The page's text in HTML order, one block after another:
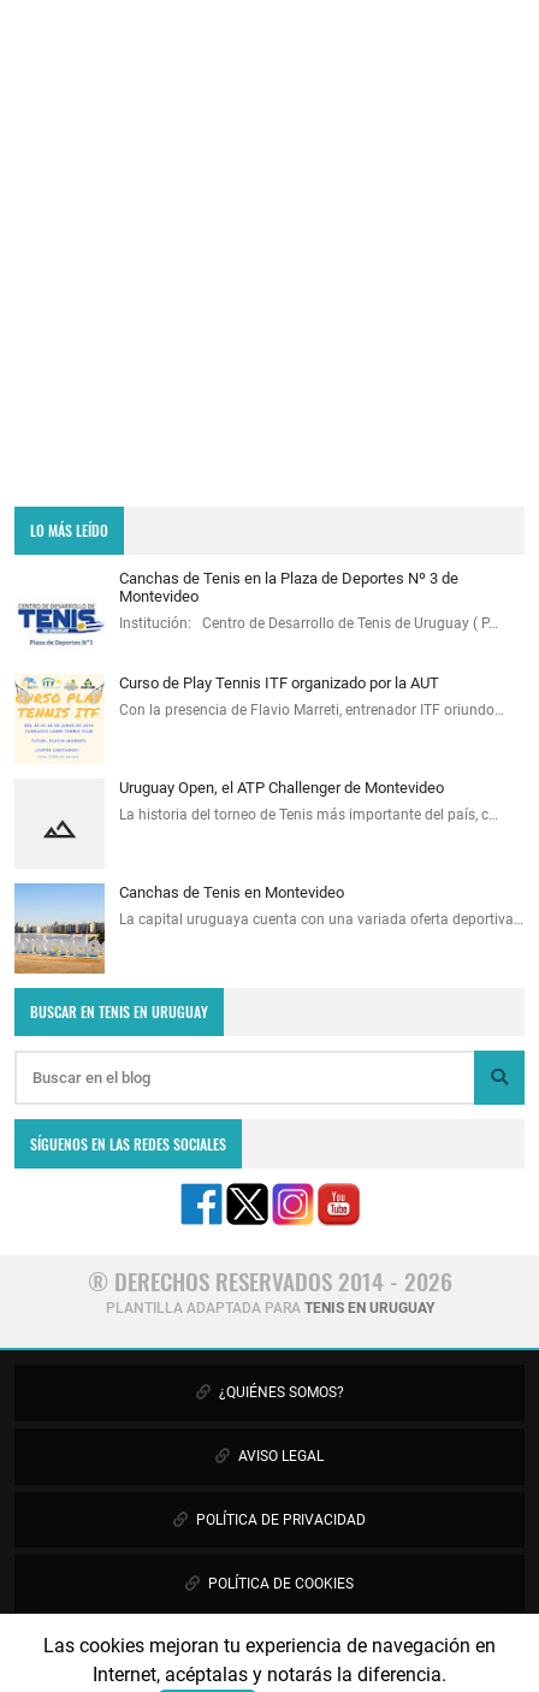
Las cookies mejoran tu experiencia de navegación en
Internet, acéptalas y notarás la diferencia.
LO MÁS LEÍDO
Canchas de Tenis en la Plaza de Deportes Nº 3 de
Montevideo
Institución: Centro de Desarrollo de Tenis de Uruguay ( P…
Curso de Play Tennis ITF organizado por la AUT
Con la presencia de Flavio Marreti, entrenador ITF oriundo…
Uruguay Open, el ATP Challenger de Montevideo
La historia del torneo de Tenis más importante del país, c…
Canchas de Tenis en Montevideo
La capital uruguaya cuenta con una variada oferta deportiva…
BUSCAR EN TENIS EN URUGUAY
SÍGUENOS EN LAS REDES SOCIALES
® DERECHOS RESERVADOS 2014 - 2026
PLANTILLA ADAPTADA PARA TENIS EN URUGUAY
¿QUIÉNES SOMOS?
AVISO LEGAL
POLÍTICA DE PRIVACIDAD
POLÍTICA DE COOKIES
PUBLICIDAD